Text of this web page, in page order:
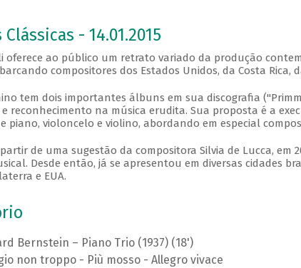
- 14.01.2015
oferece ao público um retrato variado da produção
compositores dos Estados Unidos, da Costa Rica,
tem dois importantes álbuns em sua discografia
reconhecimento na música erudita. Sua proposta é a
piano, violoncelo e violino, abordando em especial
de uma sugestão da compositora Silvia de Lucca, em
Desde então, já se apresentou em diversas cidades
e EUA.
Bernstein – Piano Trio (1937) (18')
non troppo - Più mosso - Allegro vivace